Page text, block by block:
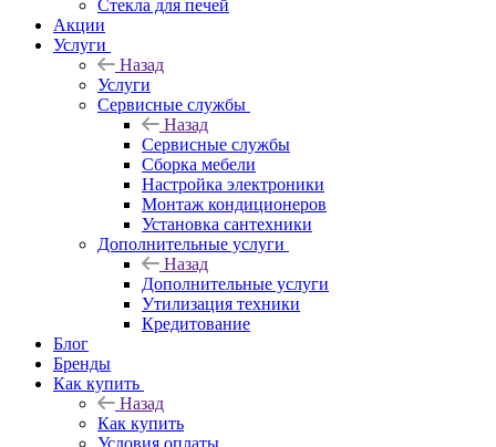
Стекла для печей
Акции
Услуги
Назад
Услуги
Сервисные службы
Назад
Сервисные службы
Сборка мебели
Настройка электроники
Монтаж кондиционеров
Установка сантехники
Дополнительные услуги
Назад
Дополнительные услуги
Утилизация техники
Кредитование
Блог
Бренды
Как купить
Назад
Как купить
Условия оплаты